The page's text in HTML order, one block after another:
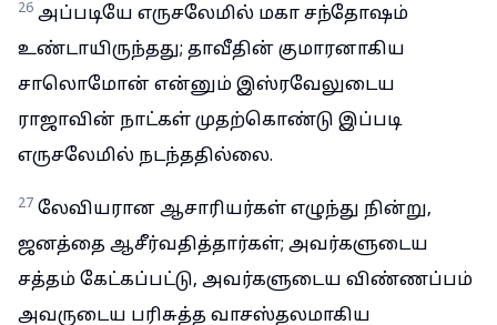
26 அப்படியே எருசலேமில் மகா சந்தோஷம்
உண்டாயிருந்தது; தாவீதின் குமாரனாகிய
சாலொமோன் என்னும் இஸ்ரவேலுடைய
ராஜாவின் நாட்கள் முதற்கொண்டு இப்படி
எருசலேமில் நடந்ததில்லை.
27 லேவியரான ஆசாரியர்கள் எழுந்து நின்று,
ஜனத்தை ஆசீர்வதித்தார்கள்; அவர்களுடைய
சத்தம் கேட்கப்பட்டு, அவர்களுடைய விண்ணப்பம்
அவருடைய பரிசுத்த வாசஸ்தலமாகிய